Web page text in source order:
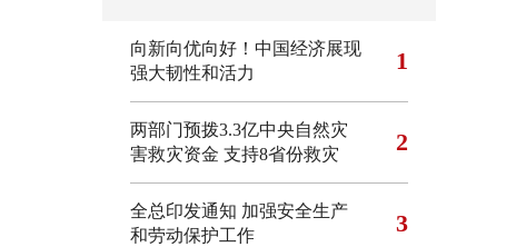
向新向优向好！中国经济展现
强大韧性和活力
1
两部门预拨3.3亿中央自然灾
害救灾资金 支持8省份救灾
2
全总印发通知 加强安全生产
和劳动保护工作
3